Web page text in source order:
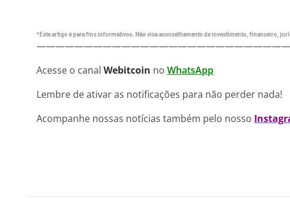
*Este artigo é para fins informativos. Não visa aconselhamento de investimento, financeiro,
Acesse o canal Webitcoin no WhatsApp
Lembre de ativar as notificações para não perder nada!
Acompanhe nossas notícias também pelo nosso